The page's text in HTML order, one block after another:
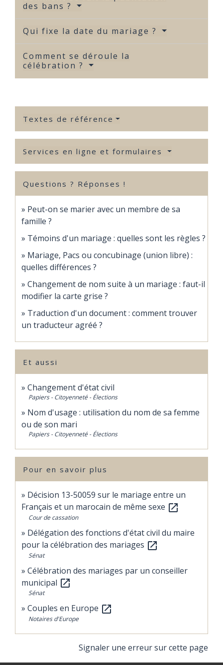
des bans ?
Qui fixe la date du mariage ?
Comment se déroule la
célébration ?
Textes de référence
Services en ligne et formulaires
Questions ? Réponses !
Peut-on se marier avec un membre de sa
famille ?
Témoins d'un mariage : quelles sont les règles ?
Mariage, Pacs ou concubinage (union libre) :
quelles différences ?
Changement de nom suite à un mariage : faut-il
modifier la carte grise ?
Traduction d'un document : comment trouver
un traducteur agréé ?
Et aussi
Changement d'état civil
Papiers - Citoyenneté - Élections
Nom d'usage : utilisation du nom de sa femme
ou de son mari
Papiers - Citoyenneté - Élections
Pour en savoir plus
Décision 13-50059 sur le mariage entre un
Français et un marocain de même sexe open_in_new
Cour de cassation
Délégation des fonctions d'état civil du maire
pour la célébration des mariages open_in_new
Sénat
Célébration des mariages par un conseiller
municipal open_in_new
Sénat
Couples en Europe open_in_new
Notaires d'Europe
Signaler une erreur sur cette page